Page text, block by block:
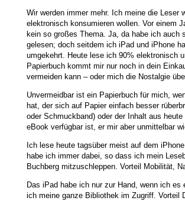
Wir werden immer mehr. Ich meine die Leser
elektronisch konsumieren wollen. Vor einem
kein so großes Thema. Ja, da habe ich auch
gelesen; doch seitdem ich iPad und iPhone
umgekehrt. Heute lese ich 90% elektronisch
Papierbuch kommt mir nur noch in dein
vermeiden kann – oder mich die Nostalgie
Unvermeidbar ist ein Papierbuch für mich,
hat, der sich auf Papier einfach besser
oder Schmuckband) oder der Inhalt aus
eBook verfügbar ist, er mir aber unmittelbar
Ich lese heute tagsüber meist auf dem
habe ich immer dabei, so dass ich mein
Buchberg mitzuschleppen. Vorteil Mobilität,
Das iPad habe ich nur zur Hand, wenn ich
ich meine ganze Bibliothek im Zugriff. Vorteil